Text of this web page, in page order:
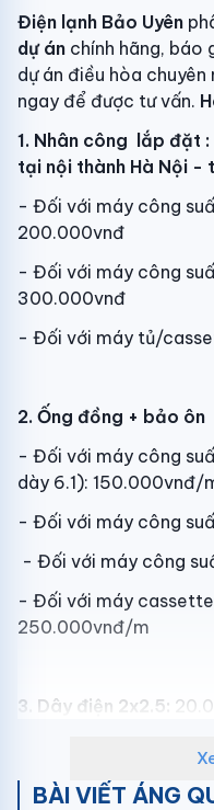
Điện lạnh Bảo Uyên
dự án chính hãng, báo
dự án điều hòa chuyên
ngay để được tư vấn.
1. Nhân công lắp đặt
tại nội thành Hà Nội -
- Đối với máy công
200.000vnđ
- Đối với máy công
300.000vnđ
- Đối với máy tủ/
2. Ống đồng + bảo ôn
- Đối với máy công
dày 6.1): 150.000vnđ/
- Đối với máy công
- Đối với máy công
- Đối với máy
250.000vnđ/m
3. Dây điện 2x2.5:
4. Ống nước ruột gà:
BÀI VIẾT ÁNG